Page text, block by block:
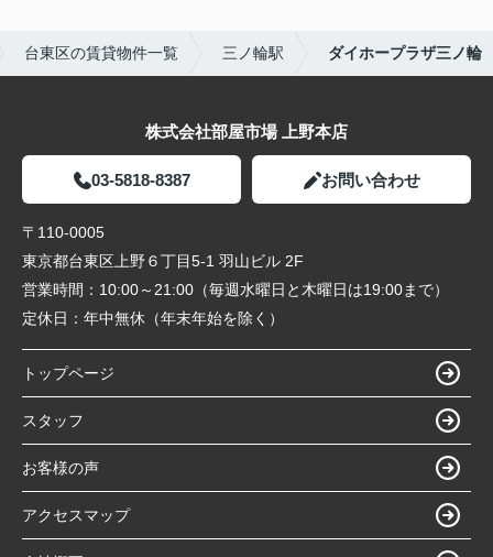
台東区の賃貸物件一覧 三ノ輪駅 ダイホープラザ三ノ輪
株式会社部屋市場 上野本店
03-5818-8387 お問い合わせ
〒110-0005
東京都台東区上野６丁目5-1 羽山ビル 2F
営業時間： 10:00～21:00（毎週水曜日と木曜日は19:00まで）
定休日： 年中無休（年末年始を除く）
トップページ
スタッフ
お客様の声
アクセスマップ